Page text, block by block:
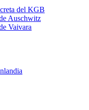
del KGB
Auschwitz
Vaivara